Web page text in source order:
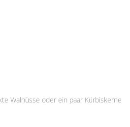
Walnüsse oder ein paar Kürbiskerne